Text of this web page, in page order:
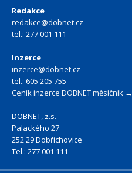
Redakce
redakce@dobnet.cz
tel.: 277 001 111
Inzerce
inzerce@dobnet.cz
tel.: 605 205 755
Ceník inzerce DOBNET měsíčník →
DOBNET, z.s.
Palackého 27
252 29 Dobřichovice
Tel.: 277 001 111